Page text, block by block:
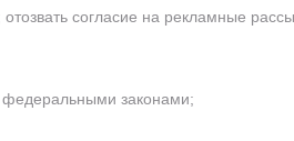
отозвать согласие на рекламные
законами;